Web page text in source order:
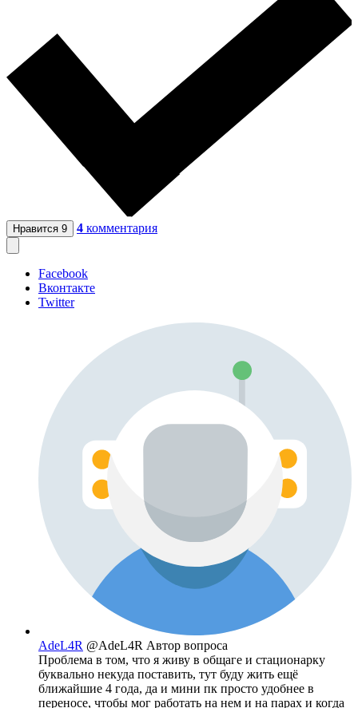
Нравится 9 4 комментария
Facebook
Вконтакте
Twitter
AdeL4R @AdeL4R Автор вопроса
Проблема в том, что я живу в общаге и стационарку
буквально некуда поставить, тут буду жить ещё
ближайшие 4 года, да и мини пк просто удобнее в
переносе, чтобы мог работать на нем и на парах и когда